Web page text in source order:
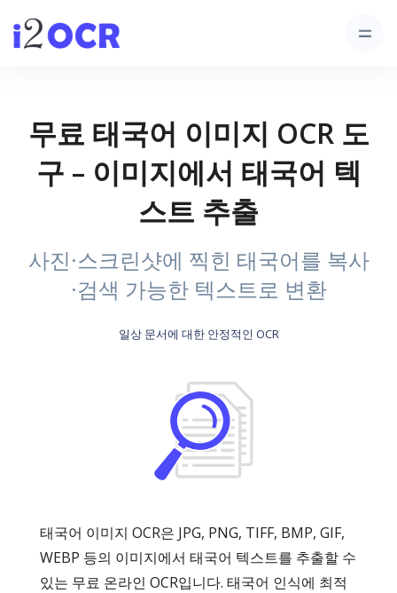
무료 태국어 이미지 OCR 도
구 – 이미지에서 태국어 텍
스트 추출
사진·스크린샷에 찍힌 태국어를 복사
·검색 가능한 텍스트로 변환
일상 문서에 대한 안정적인 OCR
태국어 이미지 OCR은 JPG, PNG, TIFF, BMP, GIF,
WEBP 등의 이미지에서 태국어 텍스트를 추출할 수
있는 무료 온라인 OCR입니다. 태국어 인식에 최적